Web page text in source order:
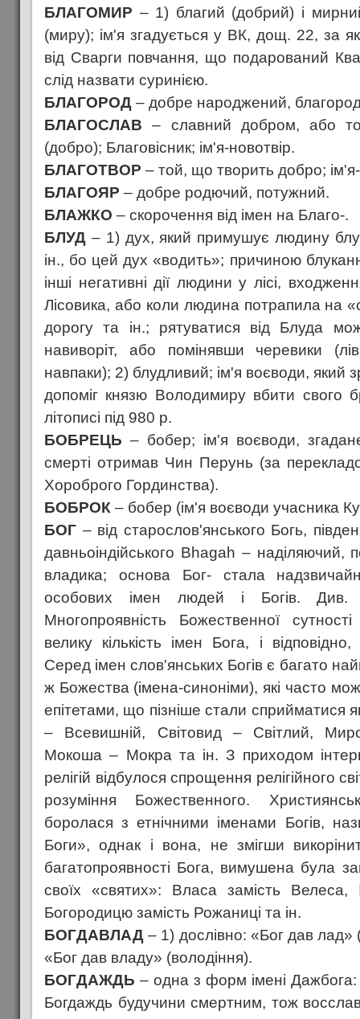
БЛАГОМИР – 1) благий (добрий) і
(миру); ім'я згадується у ВК, дощ. 22, за
від Сварги повчання, що подарований
слід назвати суринією.
БЛАГОРОД – добре народжений,
БЛАГОСЛАВ – славний добром, або
(добро); Благовісник; ім'я-новотвір.
БЛАГОТВОР – той, що творить добро; ім'я-
БЛАГОЯР – добре родючий, потужний.
БЛАЖКО – скорочення від імен на Благо-.
БЛУД – 1) дух, який примушує людину
ін., бо цей дух «водить»; причиною
інші негативні дії людини у лісі,
Лісовика, або коли людина потрапила на
дорогу та ін.; рятуватися від Блуда
навиворіт, або помінявши черевики
навпаки); 2) блудливий; ім'я воєводи, який
допоміг князю Володимиру вбити свого
літописі під 980 p.
БОБРЕЦЬ – бобер; ім'я воєводи,
смерті отримав Чин Перунь (за
Хороброго Гординства).
БОБРОК – бобер (ім'я воєводи учасника
БОГ – від старослов'янського Богь,
давньоіндійського Bhagah – наділяючий,
владика; основа Бог- стала
особових імен людей і Богів.
Многопроявність Божественної
велику кількість імен Бога, і
Серед імен слов'янських Богів є багато
ж Божества (імена-синоніми), які часто
епітетами, що пізніше стали сприйматися
– Всевишній, Світовид – Світлий,
Мокоша – Мокра та ін. З приходом
релігій відбулося спрощення релігійного
розуміння Божественного.
боролася з етнічними іменами Богів,
Боги», однак і вона, не змігши
багатопроявності Бога, вимушена була
своїх «святих»: Власа замість Велеса,
Богородицю замість Рожаниці та ін.
БОГДАВЛАД – 1) дослівно: «Бог дав лад»
«Бог дав владу» (володіння).
БОГДАЖДЬ – одна з форм імені
Богдаждь будучини смертним, тож